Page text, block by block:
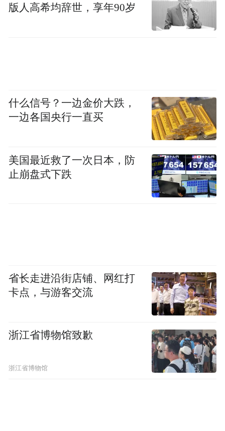
版人高希均辞世，享年90岁
什么信号？一边金价大跌，
一边各国央行一直买
美国最近救了一次日本，防
止崩盘式下跌
省长走进沿街店铺、网红打
卡点，与游客交流
浙江省博物馆致歉
浙江省博物馆